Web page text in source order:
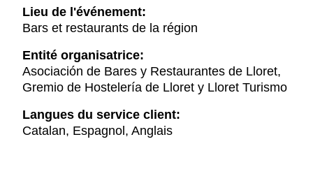
Lieu de l'événement:
Bars et restaurants de la région
Entité organisatrice:
Asociación de Bares y Restaurantes de Lloret,
Gremio de Hostelería de Lloret y Lloret Turismo
Langues du service client:
Catalan, Espagnol, Anglais